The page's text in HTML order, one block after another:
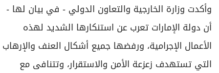
وأكدت وزارة الخارجية والتعاون الدولي - في بيان لها -
أن دولة الإمارات تعرب عن استنكارها الشديد لهذه
الأعمال الإجرامية، ورفضها جميع أشكال العنف والإرهاب
التي تستهدف زعزعة الأمن والاستقرار، وتتنافى مع